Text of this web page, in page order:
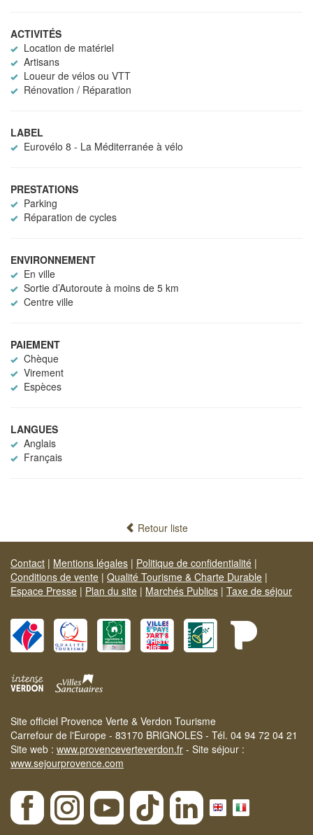
ACTIVITÉS
Location de matériel
Artisans
Loueur de vélos ou VTT
Rénovation / Réparation
LABEL
Eurovélo 8 - La Méditerranée à vélo
PRESTATIONS
Parking
Réparation de cycles
ENVIRONNEMENT
En ville
Sortie d’Autoroute à moins de 5 km
Centre ville
PAIEMENT
Chèque
Virement
Espèces
LANGUES
Anglais
Français
Retour liste
Contact | Mentions légales | Politique de confidentialité |
Conditions de vente | Qualité Tourisme & Charte Durable |
Espace Presse | Plan du site | Marchés Publics | Taxe de séjour
Site officiel Provence Verte & Verdon Tourisme
Carrefour de l'Europe - 83170 BRIGNOLES - Tél. 04 94 72 04 21
Site web : www.provenceverteverdon.fr - Site séjour :
www.sejourprovence.com